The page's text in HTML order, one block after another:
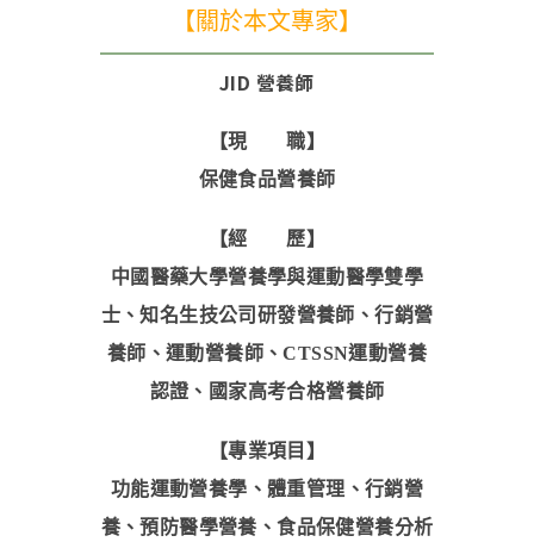
【關於本文專家】
JID 營養師
【現 職】
保健食品營養師
【經 歷】
中國醫藥大學營養學與運動醫學雙學
士、知名生技公司研發營養師、行銷營
養師、運動營養師、CTSSN運動營養
認證、國家高考合格營養師
【專業項目】
功能運動營養學、體重管理、行銷營
養、預防醫學營養、食品保健營養分析